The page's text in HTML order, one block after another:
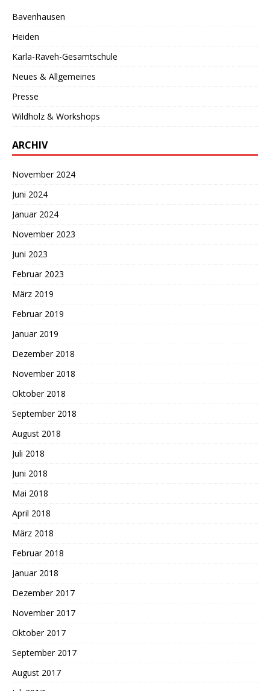
Bavenhausen
Heiden
Karla-Raveh-Gesamtschule
Neues & Allgemeines
Presse
Wildholz & Workshops
ARCHIV
November 2024
Juni 2024
Januar 2024
November 2023
Juni 2023
Februar 2023
März 2019
Februar 2019
Januar 2019
Dezember 2018
November 2018
Oktober 2018
September 2018
August 2018
Juli 2018
Juni 2018
Mai 2018
April 2018
März 2018
Februar 2018
Januar 2018
Dezember 2017
November 2017
Oktober 2017
September 2017
August 2017